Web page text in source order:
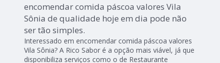
encomendar comida páscoa valores Vila
Sônia de qualidade hoje em dia pode não
ser tão simples.
Interessado em encomendar comida páscoa valores
Vila Sônia? A Rico Sabor é a opção mais viável, já que
disponibiliza serviços como o de Restaurante